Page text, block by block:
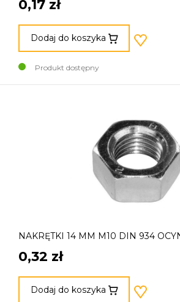
0,17 zł
Dodaj do koszyka
Produkt dostępny
NAKRĘTKI 14 MM M10 DIN 934
0,32 zł
Dodaj do koszyka